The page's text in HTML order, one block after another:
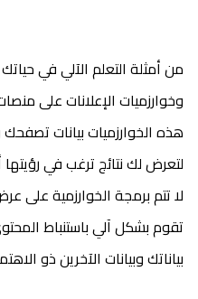
وخوارزميات الإعلانات على
هذه الخوارزميات بيانات
لتعرض لك نتائج ترغب في
لا تتم برمجة الخوارزمية على
تقوم بشكل آلي باستنباط
بياناتك وبيانات الآخرين ذو